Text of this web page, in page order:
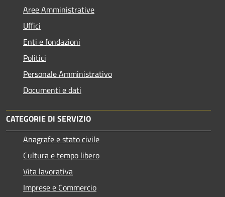
Aree Amministrative
Uffici
Enti e fondazioni
Politici
Personale Amministrativo
Documenti e dati
CATEGORIE DI SERVIZIO
Anagrafe e stato civile
Cultura e tempo libero
Vita lavorativa
Imprese e Commercio